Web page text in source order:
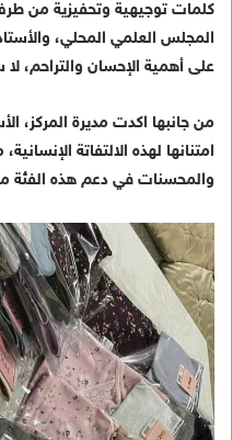
كلمات توجيهية وتحفيزية من
المجلس العلمي المحلي،
على أهمية الإحسان والتراحم، لا
من جانبها اكدت مديرة المركز،
امتنانها لهذه الالتفاتة
والمحسنات في دعم هذه الفئة